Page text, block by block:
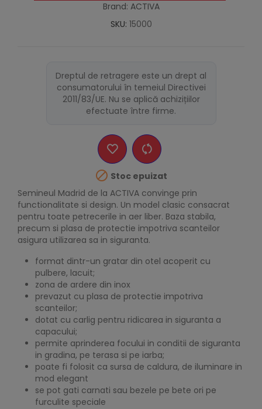
Brand: ACTIVA
SKU: 15000
Dreptul de retragere este un drept al
consumatorului în temeiul Directivei
2011/83/UE. Nu se aplică achizițiilor
efectuate între firme.
 Stoc epuizat
Semineul Madrid de la ACTIVA convinge prin
functionalitate si design. Un model clasic consacrat
pentru toate petrecerile in aer liber. Baza stabila,
precum si plasa de protectie impotriva scanteilor
asigura utilizarea sa in siguranta.
format dintr-un gratar din otel acoperit cu
pulbere, lacuit;
zona de ardere din inox
prevazut cu plasa de protectie impotriva
scanteilor;
dotat cu carlig pentru ridicarea in siguranta a
capacului;
permite aprinderea focului in conditii de siguranta
in gradina, pe terasa si pe iarba;
poate fi folosit ca sursa de caldura, de iluminare in
mod elegant
se pot gati carnati sau bezele pe bete ori pe
furculite speciale